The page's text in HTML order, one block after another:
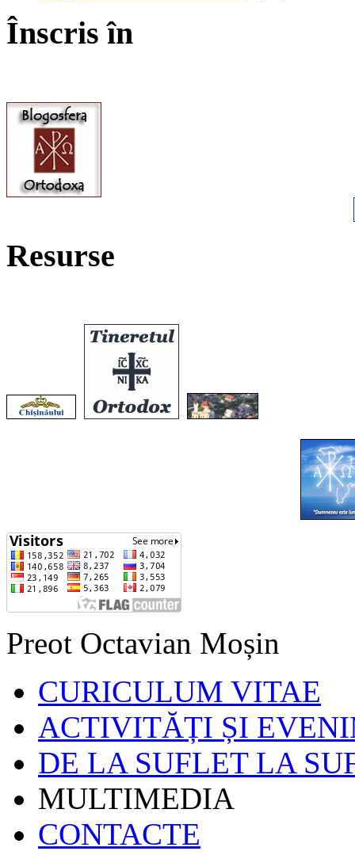
Înscris în
Resurse
Preot Octavian Moșin
CURICULUM VITAE
ACTIVITĂȚI ȘI
DE LA SUFLET LA
MULTIMEDIA
CONTACTE